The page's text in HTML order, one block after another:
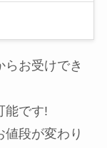
お受けでき
能です!
段が変わり